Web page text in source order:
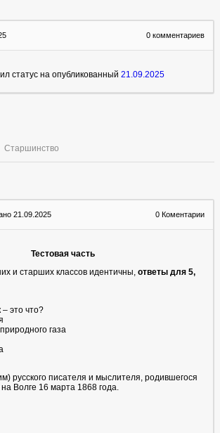
0 комментариев
статус на опубликованный 21.09.2025
Старшинство
21.09.2025 0 Коментарии
Тестовая часть
и старших классов идентичны, ответы для 5,
– это что?
газа
русского писателя и мыслителя, родившегося
Волге 16 марта 1868 года.